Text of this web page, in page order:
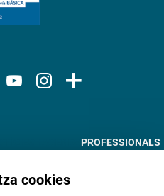
PROFESSIONALS
cookies